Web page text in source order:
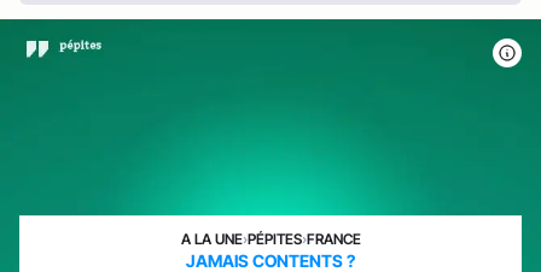
A LA UNE›PÉPITES›FRANCE
JAMAIS CONTENTS ?